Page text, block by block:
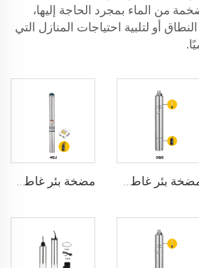
من الماء بمجرد الحاجة إليها،
أو لتلبية احتياجات المنازل التي
مضخة بئر غاطسة GIDROX-3QG مضخة بئر غاطسة GIDROX-4GA/4GJ